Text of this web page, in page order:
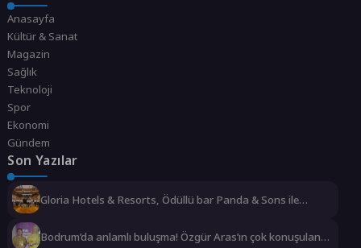
Anasayfa
Kültür & Sanat
Magazin
Sağlık
Teknoloji
Spor
Ekonomi
Gündem
Son Yazılar
Gloria Hotels & Resorts, Ödüllü bar Panda & Sons ile
Bodrum’da anlamlı buluşma! Özgür Aras’ın çok konuşulan